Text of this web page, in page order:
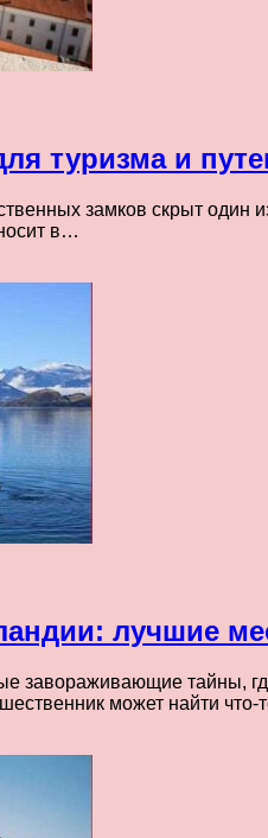
туризма и
замков скрыт один
в…
лучшие
завораживающие тайны,
может найти